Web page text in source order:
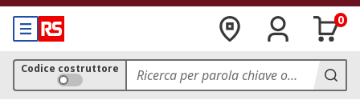
0
Codice costruttore